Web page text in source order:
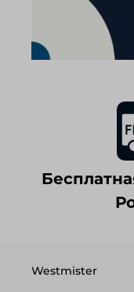
Westmister